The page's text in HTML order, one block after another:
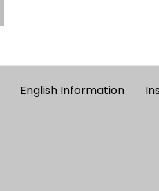
English Information